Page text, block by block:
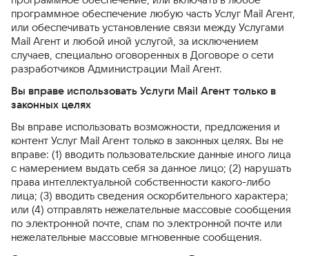
программное обеспечение любую часть Услуг Mail Агент,
или обеспечивать установление связи между Услугами
Mail Агент и любой иной услугой, за исключением
случаев, специально оговоренных в Договоре о сети
разработчиков Администрации Mail Агент.
Вы вправе использовать Услуги Mail Агент только в
законных целях
Вы вправе использовать возможности, предложения и
контент Услуг Mail Агент только в законных целях. Вы не
вправе: (1) вводить пользовательские данные иного лица
с намерением выдать себя за данное лицо; (2) нарушать
права интеллектуальной собственности какого-либо
лица; (3) вводить сведения оскорбительного характера;
или (4) отправлять нежелательные массовые сообщения
по электронной почте, спам по электронной почте или
нежелательные массовые мгновенные сообщения.